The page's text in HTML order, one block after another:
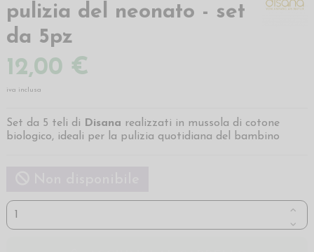
pulizia del neonato - set
da 5pz
12,00 €
iva inclusa
Set da 5 teli di Disana realizzati in mussola di cotone
biologico, ideali per la pulizia quotidiana del bambino